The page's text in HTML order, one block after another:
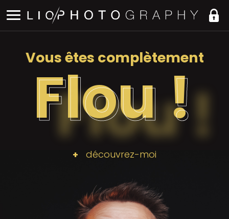
Vous êtes complètement
Flou !
découvrez-moi